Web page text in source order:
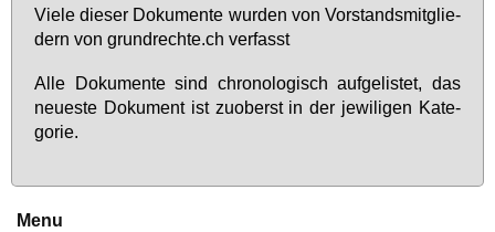
Vie­le die­ser Do­ku­men­te wur­den von Vor­stands­mit­glie­
dern von grund­rech­te.ch ver­fasst
Al­le Do­ku­men­te sind chro­no­lo­gisch auf­ge­lis­tet, das
neu­es­te Do­ku­ment ist zu­oberst in der je­wi­li­gen Ka­te­
go­rie.
Menu